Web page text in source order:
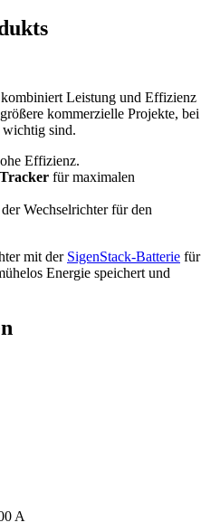
kombiniert Leistung und Effizienz
kommerzielle Projekte, bei
wichtig sind.
Effizienz.
für maximalen
Wechselrichter für den
mit der SigenStack-Batterie für
Energie speichert und
A